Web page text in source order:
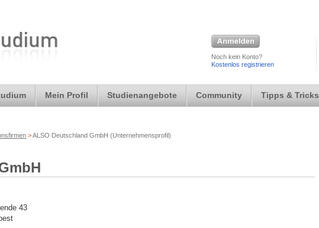
Noch kein Konto?
Kostenlos registrieren
Mein Profil Studienangebote Community Tipps & Tricks
>ALSO Deutschland GmbH (Unternehmensprofil)
43